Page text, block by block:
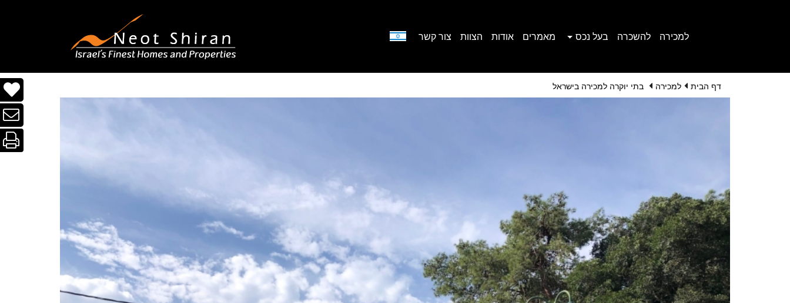
למכירה להשכרה בעל נכס מאמרים אודות הצוות צור קשר
דף הבית למכירה בתי יוקרה למכירה בישראל